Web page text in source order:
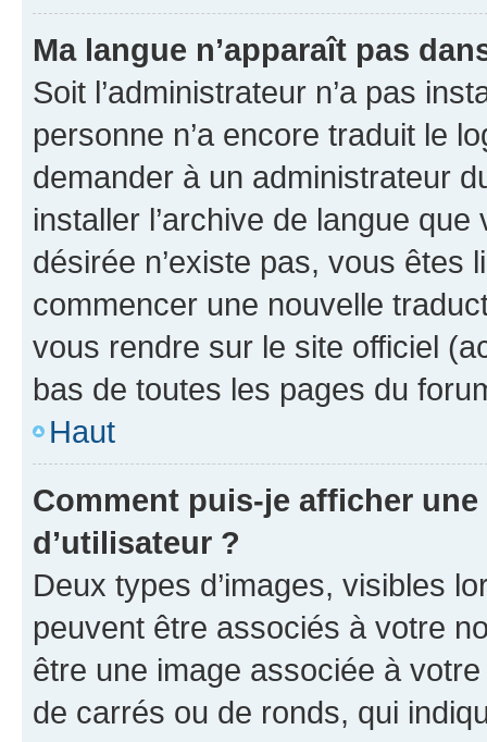
Ma langue n’apparaît pas
Soit l’administrateur n’a pas
personne n’a encore traduit le
demander à un administrateur
installer l’archive de langue
désirée n’existe pas, vous êtes
commencer une nouvelle
vous rendre sur le site officiel
bas de toutes les pages du
Haut
Comment puis-je afficher
d’utilisateur ?
Deux types d’images, visibles
peuvent être associés à votre
être une image associée à
de carrés ou de ronds, qui